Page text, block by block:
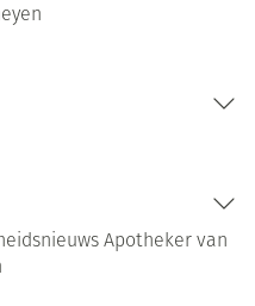
Apotheker van